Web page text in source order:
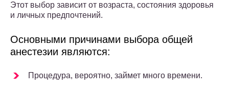
Этот выбор зависит от возраста, состояния здоровья
и личных предпочтений.
Основными причинами выбора общей
анестезии являются:
Процедура, вероятно, займет много времени.